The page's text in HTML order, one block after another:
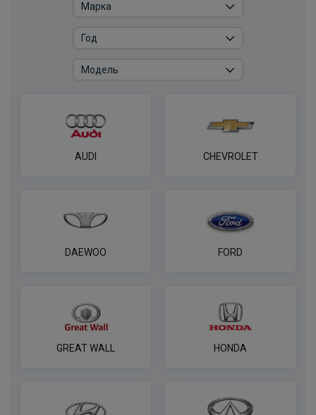
по запросу
фаркопу 7 pin
Smart connect, комплект
ПОД ЗАКАЗ ОТ 14 ДНЕЙ
по запросу
AUDI CHEVROLET
DAEWOO FORD
GREAT WALL HONDA